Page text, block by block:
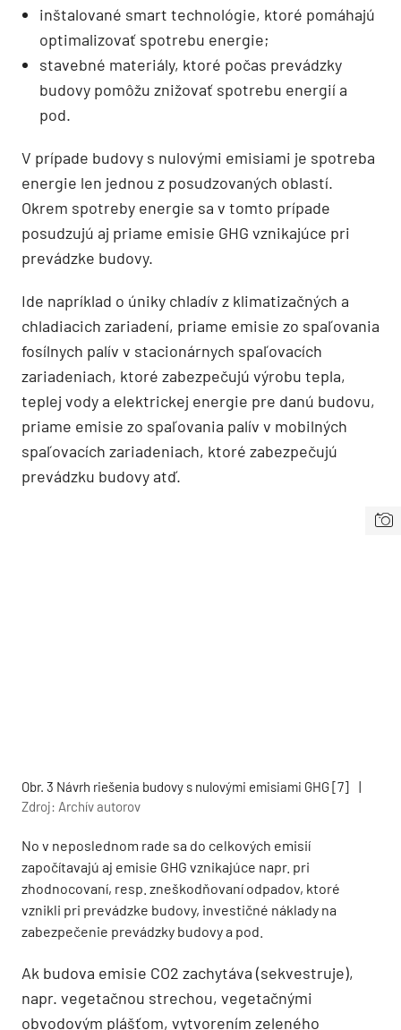
inštalované smart technológie, ktoré pomáhajú
optimalizovať spotrebu energie;
stavebné materiály, ktoré počas prevádzky
budovy pomôžu znižovať spotrebu energií a
pod.
V prípade budovy s nulovými emisiami je spotreba
energie len jednou z posudzovaných oblastí.
Okrem spotreby energie sa v tomto prípade
posudzujú aj priame emisie GHG vznikajúce pri
prevádzke budovy.
Ide napríklad o úniky chladív z klimatizačných a
chladiacich zariadení, priame emisie zo spaľovania
fosílnych palív v stacionárnych spaľovacích
zariadeniach, ktoré zabezpečujú výrobu tepla,
teplej vody a elektrickej energie pre danú budovu,
priame emisie zo spaľovania palív v mobilných
spaľovacích zariadeniach, ktoré zabezpečujú
prevádzku budovy atď.
Obr. 3 Návrh riešenia budovy s nulovými emisiami GHG [7]
|
Zdroj: Archív autorov
No v neposlednom rade sa do celkových emisií
započítavajú aj emisie GHG vznikajúce napr. pri
zhodnocovaní, resp. zneškodňovaní odpadov, ktoré
vznikli pri prevádzke budovy, investičné náklady na
zabezpečenie prevádzky budovy a pod.
Ak budova emisie CO2 zachytáva (sekvestruje),
napr. vegetačnou strechou, vegetačnými
obvodovým plášťom, vytvorením zeleného